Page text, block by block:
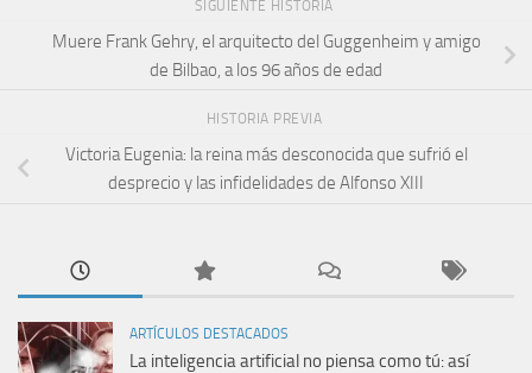
SIGUIENTE HISTORIA
Muere Frank Gehry, el arquitecto del Guggenheim y amigo
de Bilbao, a los 96 años de edad
HISTORIA PREVIA
Victoria Eugenia: la reina más desconocida que sufrió el
desprecio y las infidelidades de Alfonso XIII
ARTÍCULOS DESTACADOS
La inteligencia artificial no piensa como tú: así